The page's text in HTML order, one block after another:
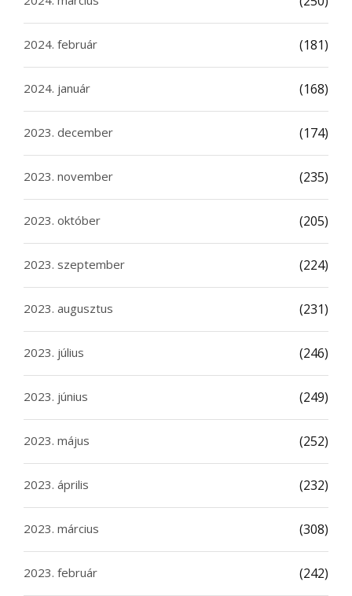
2024. február (181)
2024. január (168)
2023. december (174)
2023. november (235)
2023. október (205)
2023. szeptember (224)
2023. augusztus (231)
2023. július (246)
2023. június (249)
2023. május (252)
2023. április (232)
2023. március (308)
2023. február (242)